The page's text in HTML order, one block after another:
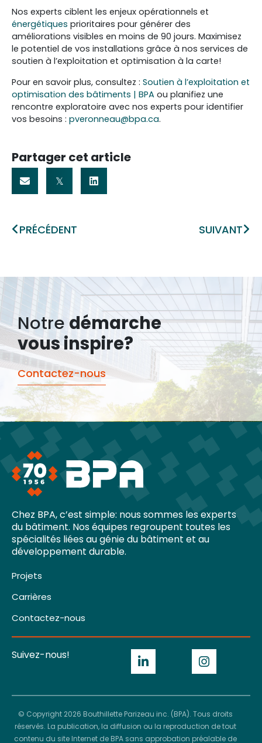
Nos experts ciblent les enjeux opérationnels et
énergétiques prioritaires pour générer des
améliorations visibles en moins de 90 jours. Maximisez
le potentiel de vos installations grâce à nos services de
soutien à l’exploitation et optimisation à la carte!
Pour en savoir plus, consultez : Soutien à l’exploitation et
optimisation des bâtiments | BPA ou planifiez une
rencontre exploratoire avec nos experts pour identifier
vos besoins : pveronneau@bpa.ca.
Partager cet article
Précédent
PRÉCÉDENT SUIVANT
Notre démarche
vous inspire?
Contactez-nous
Chez BPA, c’est simple: nous sommes les experts
du bâtiment. Nos équipes regroupent toutes les
spécialités liées au génie du bâtiment et au
développement durable.
Projets
Carrières
Contactez-nous
Suivez-nous!
© Copyright 2026 Bouthillette Parizeau inc. (BPA). Tous droits
réservés. La publication, la diffusion ou la reproduction de tout
contenu du site Internet de BPA sans approbation préalable de